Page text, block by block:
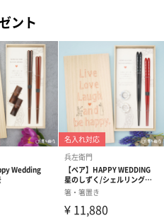
、ぼかしを入れることで華やか
をお選びいただけます。
ント